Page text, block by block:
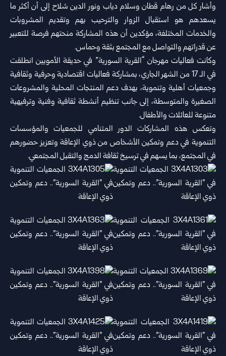
وأشار كل من رهام قطان وسلام دياب ونور الدين شلاح إلى أن أكثر ما
يسعدهم هو استقبال الزوار والترحيب بهم وتقديم المشروبات
والخدمات المختلفة، مؤكدين أن هذه المشاركة منحتهم فرصة للتعبير
عن قدراتهم والتواصل مع المجتمع بثقة وحماس.
وكانت فعاليات مهرجان “القرية السورية” في حديقة الأمويين انطلقت
في الـ 17 من الشهر الجاري، بمشاركة فعاليات اقتصادية وحرفية وثقافية
وجمعيات أهلية وتنموية، بهدف دعم المنتجات المحلية والمشروعات
الصغيرة والمتوسطة، إلى جانب تنظيم أنشطة ثقافية وفنية وترفيهية
متنوعة للعائلات والأطفال.
وتعكس هذه المشاركات الدور المتنامي للجمعيات والمؤسسات
التنموية في دعم وتمكين الأشخاص من ذوي الإعاقة وتعزيز حضورهم
في المجتمع، بما يسهم في ترسيخ ثقافة الدمج والتقبل المجتمعي.